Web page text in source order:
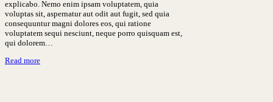
explicabo. Nemo enim ipsam voluptatem, quia
voluptas sit, aspernatur aut odit aut fugit, sed quia
consequuntur magni dolores eos, qui ratione
voluptatem sequi nesciunt, neque porro quisquam est,
qui dolorem…
Read more